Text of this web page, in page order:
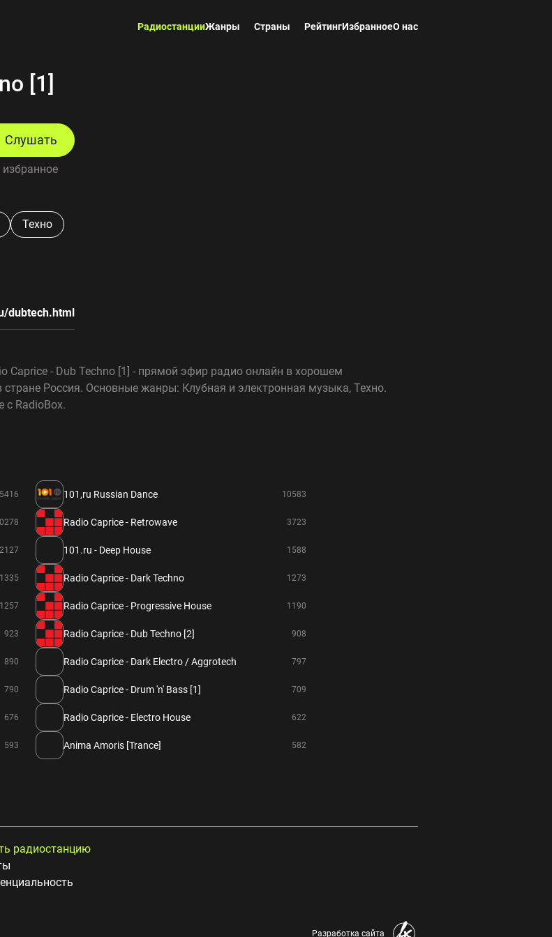
РадиостанцииЖанры Страны РейтингИзбранноеО нас
[1]
Слушать
избранное
Техно
dubtech.html
Caprice - Dub Techno [1] - прямой эфир радио онлайн в хорошем
стране Россия. Основные жанры: Клубная и электронная музыка, Техно.
с RadioBox.
101,ru Russian Dance 10583
Radio Caprice - Retrowave 3723
2127 101.ru - Deep House 1588
1335 Radio Caprice - Dark Techno 1273
1257 Radio Caprice - Progressive House 1190
923 Radio Caprice - Dub Techno [2] 908
890 Radio Caprice - Dark Electro / Aggrotech 797
790 Radio Caprice - Drum 'n' Bass [1] 709
676 Radio Caprice - Electro House 622
593 Anima Amoris [Trance] 582
радиостанцию
Разработка сайта